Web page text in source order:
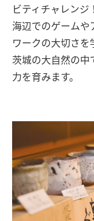
ビティチャレンジ！
海辺でのゲーム
ワークの大切さを
茨城の大自然の中
力を育みます。